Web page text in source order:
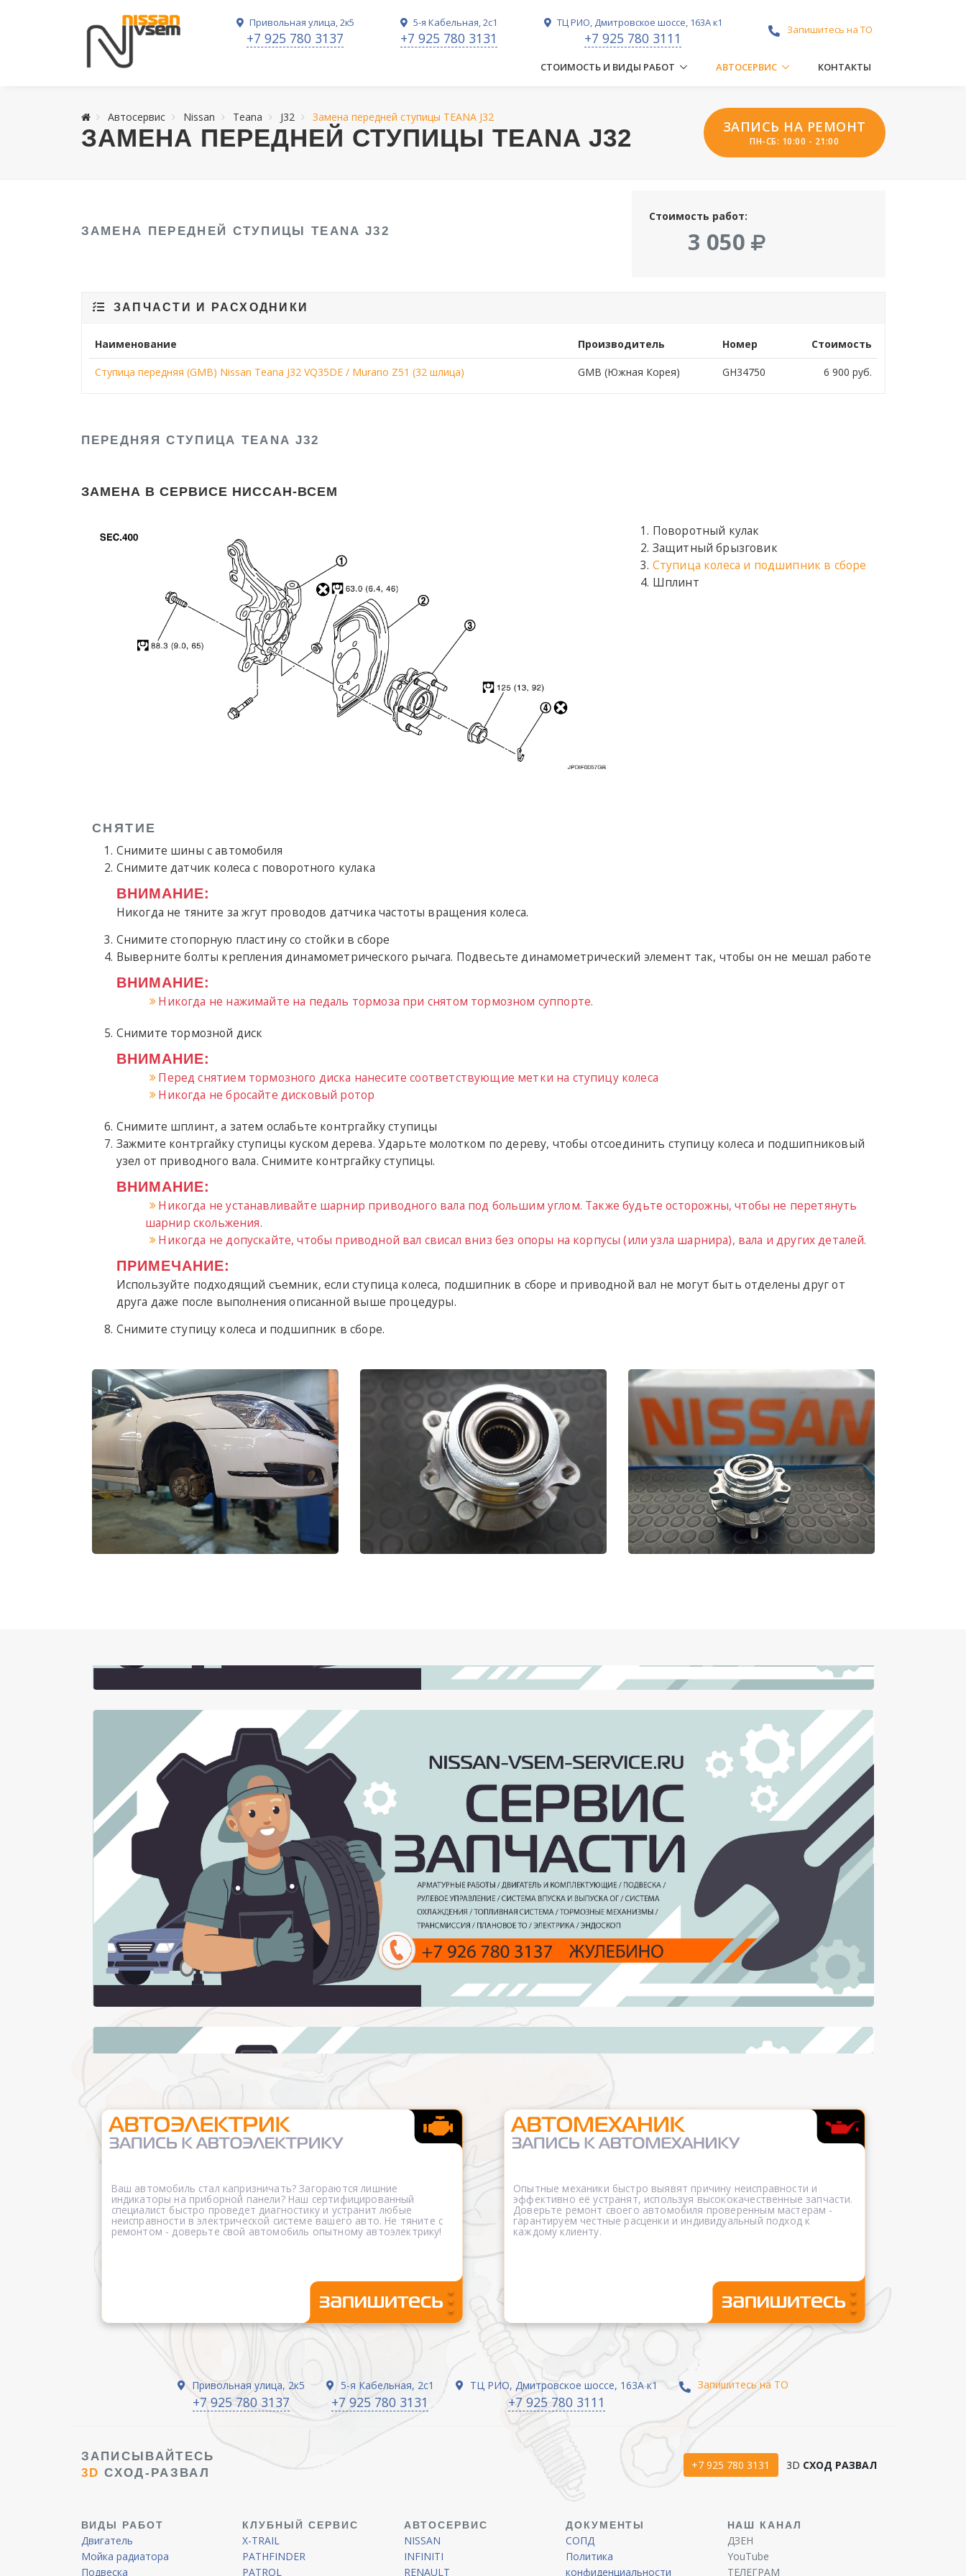
Привольная улица, 2к5
+7 925 780 3137
5-я Кабельная, 2с1
+7 925 780 3131
ТЦ РИО, Дмитровское шоссе, 163А к1
+7 925 780 3111
Запишитесь на ТО
СТОИМОСТЬ И ВИДЫ РАБОТ АВТОСЕРВИС КОНТАКТЫ
Автосервис Nissan Teana J32 Замена передней ступицы TEANA J32
ЗАМЕНА ПЕРЕДНЕЙ СТУПИЦЫ TEANA J32 ЗАПИСЬ НА РЕМОНТ
ПН-СБ: 10:00 - 21:00
ЗАМЕНА ПЕРЕДНЕЙ СТУПИЦЫ TEANA J32
Стоимость работ:
3 050
ЗАПЧАСТИ И РАСХОДНИКИ
Наименование Производитель Номер Стоимость
Ступица передняя (GMB) Nissan Teana J32 VQ35DE / Murano Z51 (32 шлица) GMB (Южная Корея) GH34750 6 900 руб.
ПЕРЕДНЯЯ СТУПИЦА TEANA J32
ЗАМЕНА В СЕРВИСЕ НИССАН-ВСЕМ
Поворотный кулак
Защитный брызговик
Ступица колеса и подшипник в сборе
Шплинт
СНЯТИЕ
Снимите шины с автомобиля
Снимите датчик колеса с поворотного кулака
ВНИМАНИЕ:
Никогда не тяните за жгут проводов датчика частоты вращения колеса.
Снимите стопорную пластину со стойки в сборе
Выверните болты крепления динамометрического рычага. Подвесьте динамометрический элемент так, чтобы он не мешал работе
ВНИМАНИЕ:
Никогда не нажимайте на педаль тормоза при снятом тормозном суппорте.
Снимите тормозной диск
ВНИМАНИЕ:
Перед снятием тормозного диска нанесите соответствующие метки на ступицу колеса
Никогда не бросайте дисковый ротор
Снимите шплинт, а затем ослабьте контргайку ступицы
Зажмите контргайку ступицы куском дерева. Ударьте молотком по дереву, чтобы отсоединить ступицу колеса и подшипниковый
узел от приводного вала. Снимите контргайку ступицы.
ВНИМАНИЕ:
Никогда не устанавливайте шарнир приводного вала под большим углом. Также будьте осторожны, чтобы не перетянуть
шарнир скольжения.
Никогда не допускайте, чтобы приводной вал свисал вниз без опоры на корпусы (или узла шарнира), вала и других деталей.
ПРИМЕЧАНИЕ:
Используйте подходящий съемник, если ступица колеса, подшипник в сборе и приводной вал не могут быть отделены друг от
друга даже после выполнения описанной выше процедуры.
Снимите ступицу колеса и подшипник в сборе.
Ваш автомобиль стал капризничать? Загораются лишние
индикаторы на приборной панели? Наш сертифицированный
специалист быстро проведет диагностику и устранит любые
неисправности в электрической системе вашего авто. Не тяните с
ремонтом - доверьте свой автомобиль опытному автоэлектрику!
Опытные механики быстро выявят причину неисправности и
эффективно её устранят, используя высококачественные запчасти.
Доверьте ремонт своего автомобиля проверенным мастерам -
гарантируем честные расценки и индивидуальный подход к
каждому клиенту.
Привольная улица, 2к5
+7 925 780 3137
5-я Кабельная, 2с1
+7 925 780 3131
ТЦ РИО, Дмитровское шоссе, 163А к1
+7 925 780 3111
Запишитесь на ТО
ЗАПИСЫВАЙТЕСЬ
3D СХОД-РАЗВАЛ
+7 925 780 3131 3D СХОД РАЗВАЛ
ВИДЫ РАБОТ
Двигатель
Мойка радиатора
Подвеска
КЛУБНЫЙ СЕРВИС
X-TRAIL
PATHFINDER
PATROL
АВТОСЕРВИС
NISSAN
INFINITI
RENAULT
ДОКУМЕНТЫ
СОПД
Политика
конфиденциальности
НАШ КАНАЛ
ДЗЕН
YouTube
ТЕЛЕГРАМ